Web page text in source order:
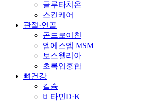
글루타치온
스킨케어
관절·연골
콘드로이친
엠에스엠 MSM
보스웰리아
초록입홍합
뼈건강
칼슘
비타민D·K